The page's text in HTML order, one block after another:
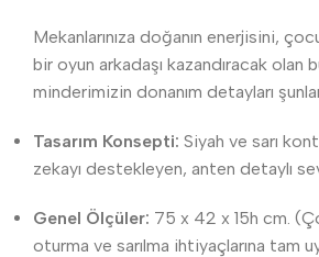
Mekanlarınıza doğanın enerjisini,
bir oyun arkadaşı kazandıracak olan
minderimizin donanım detayları
Tasarım Konsepti: Siyah ve sarı
zekayı destekleyen, anten detaylı
Genel Ölçüler: 75 x 42 x 15h cm.
oturma ve sarılma ihtiyaçlarına tam